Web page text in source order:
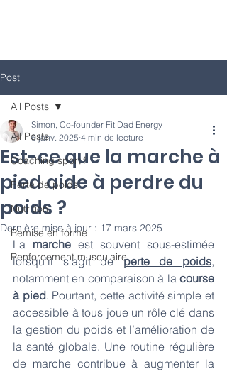
Post
All Posts
Coaching sportif
Perte de poids
Nutrition
Remise en forme
Renforcement musculaire
All Posts
Est-ce que la marche à
pied aide à perdre du
poids ?
Simon, Co-founder Fit Dad Energy
6 janv. 2025 4 min de lecture
Dernière mise à jour : 17 mars 2025
La marche est souvent sous-estimée
lorsqu’il s’agit de perte de poids,
notamment en comparaison à la course
à pied. Pourtant, cette activité simple et
accessible à tous joue un rôle clé dans
la gestion du poids et l’amélioration de
la santé globale. Une routine régulière
de marche contribue à augmenter la